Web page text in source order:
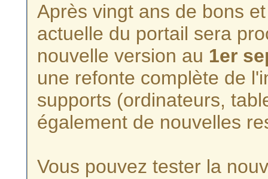
Après vingt ans de bons
actuelle du portail sera
nouvelle version au 1er
une refonte complète de
supports (ordinateurs,
également de nouvelles
Vous pouvez tester la